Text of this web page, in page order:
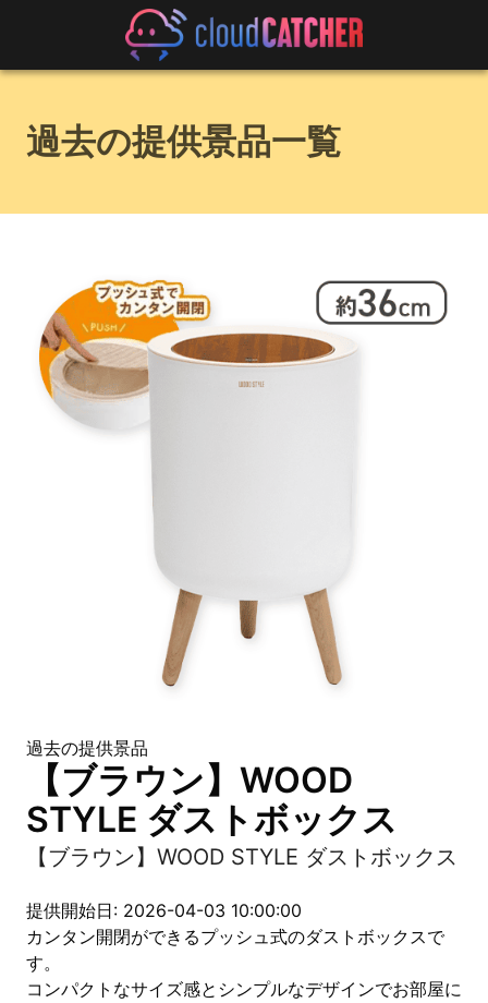
過去の提供景品一覧
過去の提供景品
【ブラウン】WOOD
STYLE ダストボックス
【ブラウン】WOOD STYLE ダストボックス
提供開始日: 2026-04-03 10:00:00
カンタン開閉ができるプッシュ式のダストボックスで
す。
コンパクトなサイズ感とシンプルなデザインでお部屋に